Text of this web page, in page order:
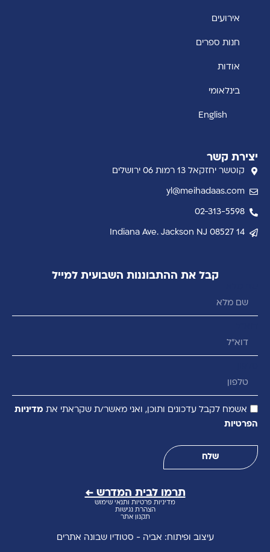
אירועים
חנות ספרים
אודות
בינלאומי
English
יצירת קשר
קוטשר יחזקאל 13 רמות 06 ירושלים
yl@meihadaas.com
02-313-5598
14 Indiana Ave. Jackson NJ 08527
קבל את ההתבוננות השבועית למייל
אשמח לקבל עדכונים ותוכן, ואני מאשר/ת שקראתי את מדיניות
הפרטיות
שלח
תרמו לבית המדרש ←
מדיניות פרטיות ותנאי שימוש
הצהרת נגישות
תקנון אתר
עיצוב ופיתוח: אביה - סטודיו שבונה אתרים